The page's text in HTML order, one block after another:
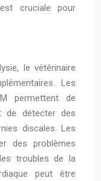
cruciale pour
le vétérinaire
Les
permettent de
de détecter des
discales. Les
des problèmes
troubles de la
peut être